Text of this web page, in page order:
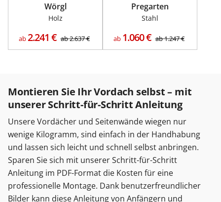
Wörgl
Holz
ab2.241 € ab2.637€
Pregarten
Stahl
ab 1.060€ ab1.247€
Montieren Sie Ihr Vordach selbst – mit
unserer Schritt-für-Schritt Anleitung
Unsere Vordächer und Seitenwände wiegen nur
wenige Kilogramm, sind einfach in der Handhabung
und lassen sich leicht und schnell selbst anbringen.
Sparen Sie sich mit unserer Schritt-für-Schritt
Anleitung im PDF-Format die Kosten für eine
professionelle Montage. Dank benutzerfreundlicher
Bilder kann diese Anleitung von Anfängern und